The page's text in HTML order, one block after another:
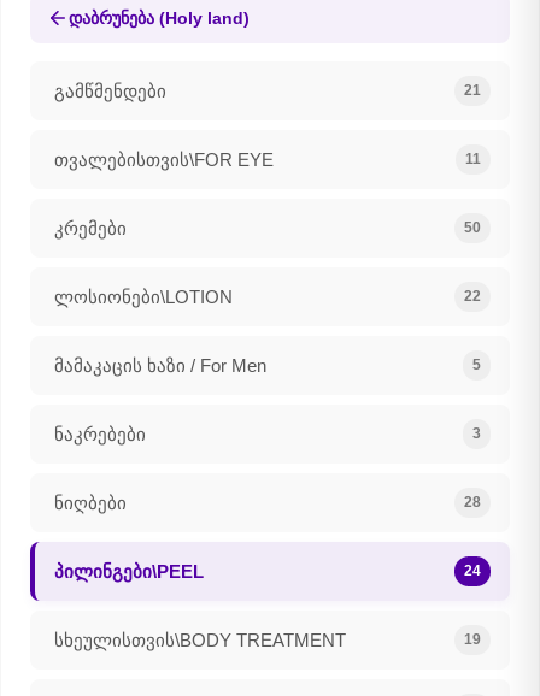
დაბრუნება (Holy land)
გამწმენდები 21
თვალებისთვის\FOR EYE 11
კრემები 50
ლოსიონები\LOTION 22
მამაკაცის ხაზი / For Men 5
ნაკრებები 3
ნიღბები 28
პილინგები\PEEL 24
სხეულისთვის\BODY TREATMENT 19